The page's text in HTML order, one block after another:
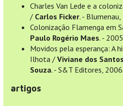
Charles Van Lede e a
/ Carlos Ficker. -
Colonização Flamenga em
Paulo Rogério Maes. -
Movidos pela esperança: A
Ilhota / Viviane dos Santos
Souza. - S&T Editores, 2006.
artigos